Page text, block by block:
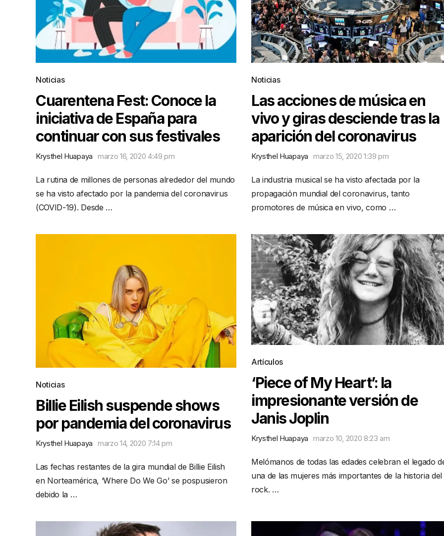
Noticias
Cuarentena Fest: Conoce la
iniciativa de España para
continuar con sus festivales
Krysthel Huapaya marzo 16, 2020 4:49 pm
La rutina de millones de personas alrededor del mundo
se ha visto afectado por la pandemia del coronavirus
(COVID-19). Desde …
Noticias
Las acciones de música en
vivo y giras desciende tras la
aparición del coronavirus
Krysthel Huapaya marzo 15, 2020 1:39 pm
La industria musical se ha visto afectada por la
propagación mundial del coronavirus, tanto
promotores de música en vivo, como …
Noticias
Billie Eilish suspende shows
por pandemia del coronavirus
Krysthel Huapaya marzo 14, 2020 7:14 pm
Las fechas restantes de la gira mundial de Billie Eilish
en Norteamérica, ‘Where Do We Go’ se pospusieron
debido la …
Artículos
‘Piece of My Heart’: la
impresionante versión de
Janis Joplin
Krysthel Huapaya marzo 10, 2020 8:23 am
Melómanos de todas las edades celebran el legado
una de las mujeres más importantes de la historia del
rock. …